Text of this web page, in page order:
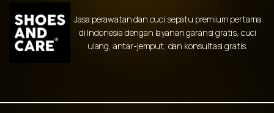
Jasa perawatan dan cuci sepatu premium pertama
di Indonesia dengan layanan garansi gratis, cuci
ulang, antar-jemput, dan konsultasi gratis.